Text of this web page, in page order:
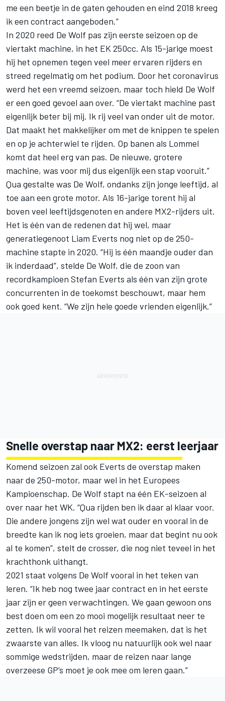
me een beetje in de gaten gehouden en eind 2018 kreeg
ik een contract aangeboden.”
In 2020 reed De Wolf pas zijn eerste seizoen op de
viertakt machine, in het EK 250cc. Als 15-jarige moest
hij het opnemen tegen veel meer ervaren rijders en
streed regelmatig om het podium. Door het coronavirus
werd het een vreemd seizoen, maar toch hield De Wolf
er een goed gevoel aan over. “De viertakt machine past
eigenlijk beter bij mij. Ik rij veel van onder uit de motor.
Dat maakt het makkelijker om met de knippen te spelen
en op je achterwiel te rijden. Op banen als Lommel
komt dat heel erg van pas. De nieuwe, grotere
machine, was voor mij dus eigenlijk een stap vooruit.”
Qua gestalte was De Wolf, ondanks zijn jonge leeftijd, al
toe aan een grote motor. Als 16-jarige torent hij al
boven veel leeftijdsgenoten en andere MX2-rijders uit.
Het is één van de redenen dat hij wel, maar
generatiegenoot Liam Everts nog niet op de 250-
machine stapte in 2020. “Hij is één maandje ouder dan
ik inderdaad”, stelde De Wolf, die de zoon van
recordkampioen Stefan Everts als één van zijn grote
concurrenten in de toekomst beschouwt, maar hem
ook goed kent. “We zijn hele goede vrienden eigenlijk.”
Snelle overstap naar MX2: eerst leerjaar
Komend seizoen zal ook Everts de overstap maken
naar de 250-motor, maar wel in het Europees
Kampioenschap. De Wolf stapt na één EK-seizoen al
over naar het WK. “Qua rijden ben ik daar al klaar voor.
Die andere jongens zijn wel wat ouder en vooral in de
breedte kan ik nog iets groeien, maar dat begint nu ook
al te komen”, stelt de crosser, die nog niet teveel in het
krachthonk uithangt.
2021 staat volgens De Wolf vooral in het teken van
leren. “Ik heb nog twee jaar contract en in het eerste
jaar zijn er geen verwachtingen. We gaan gewoon ons
best doen om een zo mooi mogelijk resultaat neer te
zetten. Ik wil vooral het reizen meemaken, dat is het
zwaarste van alles. Ik vloog nu natuurlijk ook wel naar
sommige wedstrijden, maar de reizen naar lange
overzeese GP’s moet je ook mee om leren gaan.”